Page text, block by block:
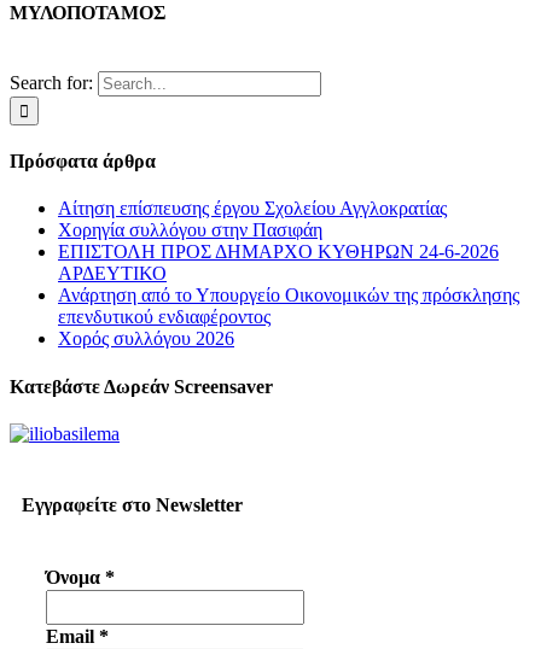
ΜΥΛΟΠΟΤΑΜΟΣ
Search for:
Πρόσφατα άρθρα
Αίτηση επίσπευσης έργου Σχολείου Αγγλοκρατίας
Χορηγία συλλόγου στην Πασιφάη
ΕΠΙΣΤΟΛΗ ΠΡΟΣ ΔΗΜΑΡΧΟ ΚΥΘΗΡΩΝ 24-6-2026
ΑΡΔΕΥΤΙΚΟ
Ανάρτηση από το Υπουργείο Οικονομικών της πρόσκλησης
επενδυτικού ενδιαφέροντος
Χορός συλλόγου 2026
Κατεβάστε Δωρεάν Screensaver
Εγγραφείτε στο Newsletter
Όνομα *
Email *